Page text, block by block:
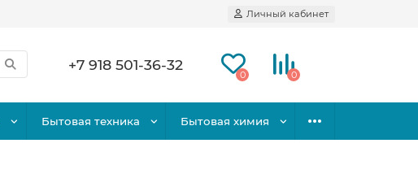
Личный кабинет
+7 918 501-36-32
0 0
Бытовая техника Бытовая химия